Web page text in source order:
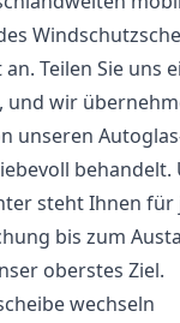
Teilen Sie uns
wir
unseren
behandelt.
steht Ihnen
bis zum
oberstes Ziel.